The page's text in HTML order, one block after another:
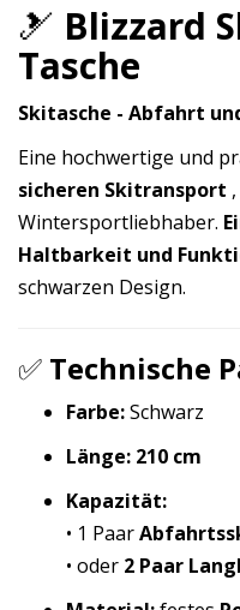
🎿 Blizzard
Tasche
Skitasche - Abfahrt
Eine hochwertige und
sicheren Skitransport
Wintersportliebhaber.
Haltbarkeit und
schwarzen Design.
✅ Technische
Farbe:Schwarz
Länge: 210 cm
Kapazität:
• 1 Paar
• oder 2 Paar